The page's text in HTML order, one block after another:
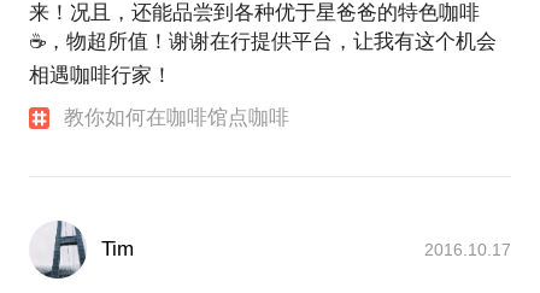
来！况且，还能品尝到各种优于星爸爸的特色咖啡
☕，物超所值！谢谢在行提供平台，让我有这个机会
相遇咖啡行家！
教你如何在咖啡馆点咖啡
Tim 2016.10.17